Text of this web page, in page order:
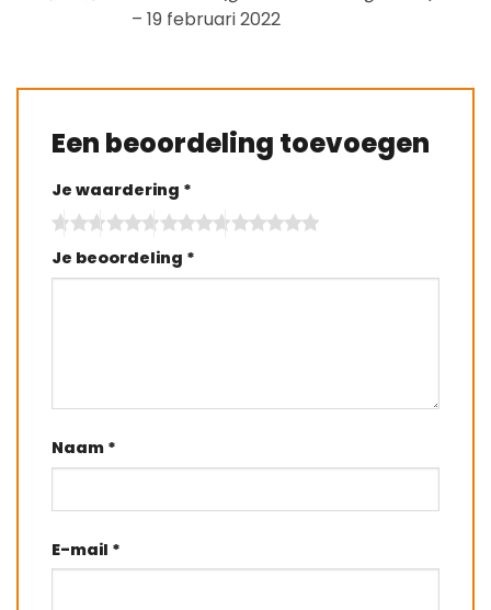
– 19 februari 2022
Een beoordeling toevoegen
Je waardering *
Je beoordeling *
Naam *
E-mail *